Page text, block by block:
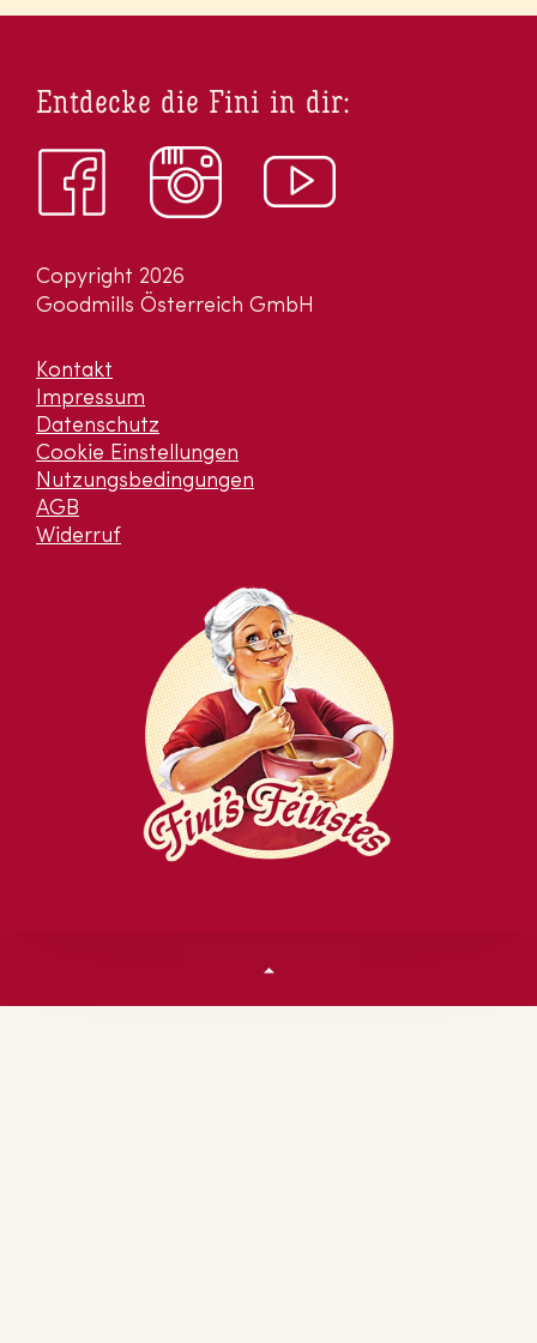
Copyright 2026
Goodmills Österreich GmbH
Kontakt
Impressum
Datenschutz
Cookie Einstellungen
Nutzungsbedingungen
AGB
Widerruf
Entdecke die Fini in dir: